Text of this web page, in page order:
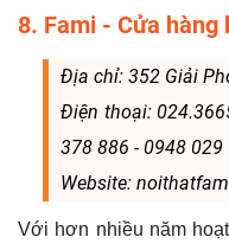
8. Fami - Cửa
Địa chỉ: 352 Giải
Điện thoại:
378 886 - 0948 029
Website:
Với hơn nhiều năm